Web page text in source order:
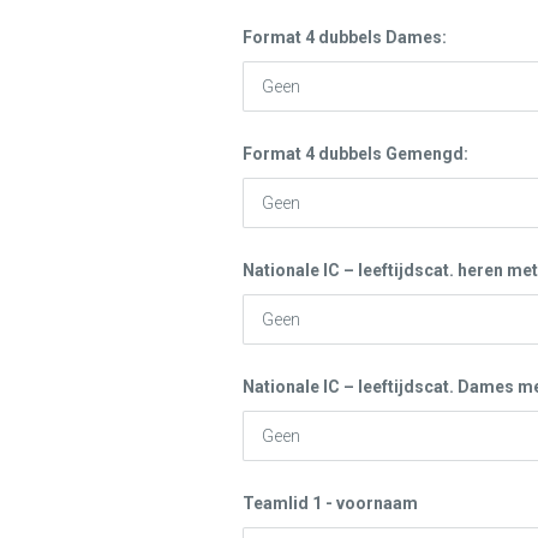
Format 4 dubbels Dames:
Format 4 dubbels Gemengd:
Nationale IC – leeftijdscat. heren
Nationale IC – leeftijdscat. Dames
Teamlid 1 - voornaam